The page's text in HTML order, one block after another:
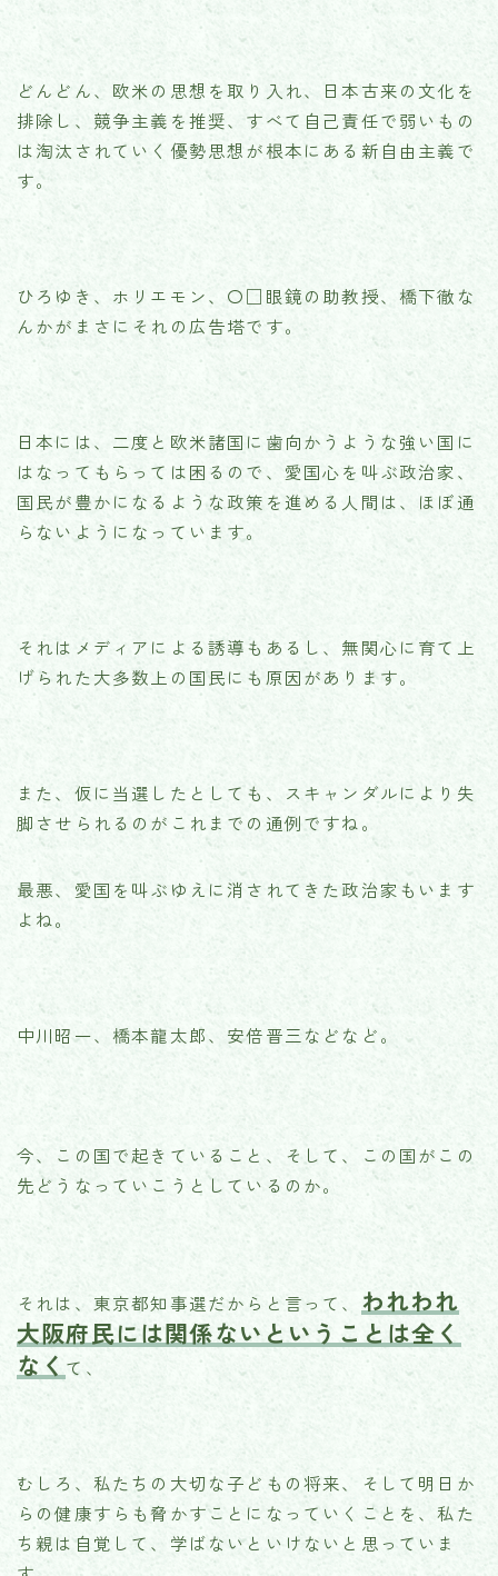
どんどん、欧米の思想を取り入れ、日本古来の文化を
排除し、競争主義を推奨、すべて自己責任で弱いもの
は淘汰されていく優勢思想が根本にある新自由主義で
す。
ひろゆき、ホリエモン、〇□眼鏡の助教授、橋下徹な
んかがまさにそれの広告塔です。
日本には、二度と欧米諸国に歯向かうような強い国に
はなってもらっては困るので、愛国心を叫ぶ政治家、
国民が豊かになるような政策を進める人間は、ほぼ通
らないようになっています。
それはメディアによる誘導もあるし、無関心に育て上
げられた大多数上の国民にも原因があります。
また、仮に当選したとしても、スキャンダルにより失
脚させられるのがこれまでの通例ですね。
最悪、愛国を叫ぶゆえに消されてきた政治家もいます
よね。
中川昭一、橋本龍太郎、安倍晋三などなど。
今、この国で起きていること、そして、この国がこの
先どうなっていこうとしているのか。
それは、東京都知事選だからと言って、 われわれ
大阪府民には関係ないということは全く
なく て、
むしろ、私たちの大切な子どもの将来、そして明日か
らの健康すらも脅かすことになっていくことを、私た
ち親は自覚して、学ばないといけないと思っていま